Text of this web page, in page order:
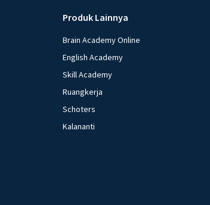
Produk Lainnya
Brain Academy Online
English Academy
Skill Academy
Ruangkerja
Schoters
Kalananti